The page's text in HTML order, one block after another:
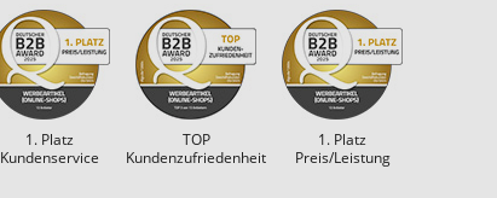
1. Platz
Kundenservice
TOP
Kundenzufriedenheit
1. Platz
Preis/Leistung